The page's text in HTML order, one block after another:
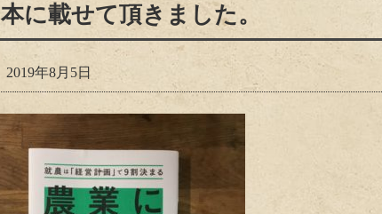
本に載せて頂きました。
2019年8月5日